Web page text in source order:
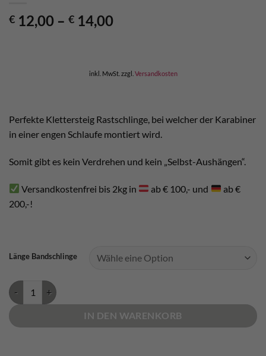
€ 12,00 – € 14,00
inkl. MwSt. zzgl. Versandkosten
Perfekte Klettersteig Rastschlinge, bei welcher der Karabiner
in einer engen Schlaufe montiert wird.
Somit gibt es kein Verdrehen und kein „Selbst-Aushängen“.
Versandkostenfrei bis 2kg in ab € 100,- und
ab €
200,-!
Länge Bandschlinge
Kong Aro Adventure Evo - Klettersteig Rastschlinge Menge
IN DEN WARENKORB